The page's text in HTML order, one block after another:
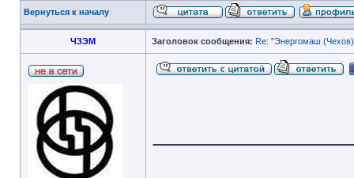
Вернуться к началу
ЧЗЭМ Заголовок сообщения: Re: "Энергомаш